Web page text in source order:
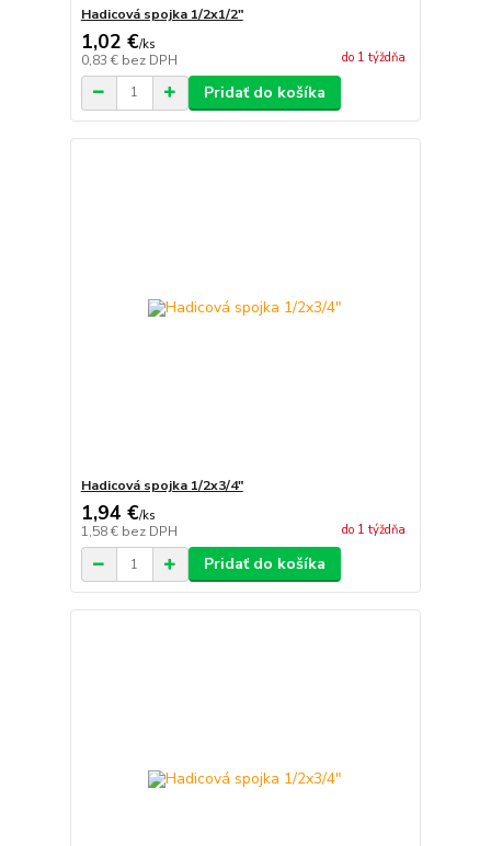
Hadicová spojka 1/2x1/2"
1,02 €/ks
0,83 € bez DPH do 1 týždňa
Pridať do košíka
Hadicová spojka 1/2x3/4"
1,94 €/ks
1,58 € bez DPH do 1 týždňa
Pridať do košíka